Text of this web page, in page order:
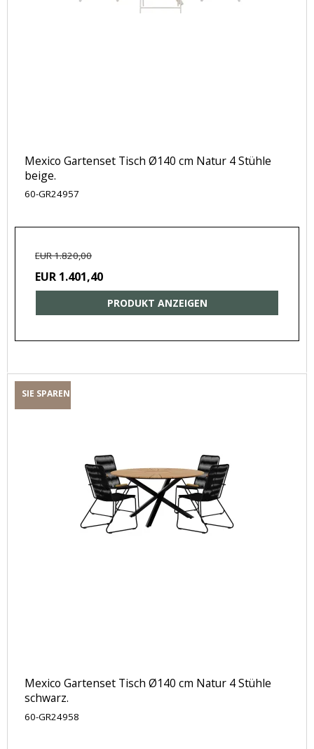
Mexico Gartenset Tisch Ø140 cm Natur 4 Stühle
beige.
60-GR24957
EUR 1.820,00
EUR 1.401,40
PRODUKT ANZEIGEN
SIE SPAREN
Mexico Gartenset Tisch Ø140 cm Natur 4 Stühle
schwarz.
60-GR24958